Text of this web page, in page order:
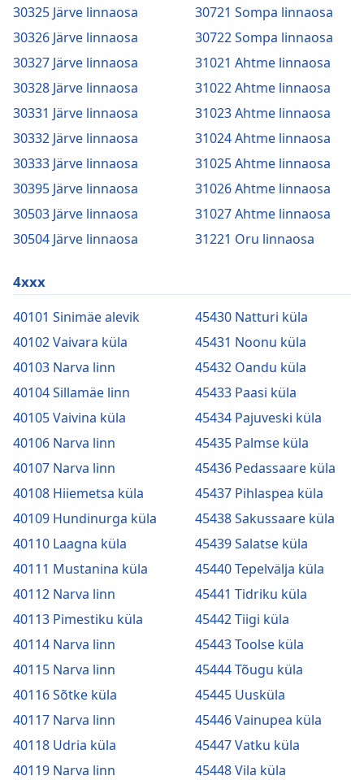
30325 Järve linnaosa
30326 Järve linnaosa
30327 Järve linnaosa
30328 Järve linnaosa
30331 Järve linnaosa
30332 Järve linnaosa
30333 Järve linnaosa
30395 Järve linnaosa
30503 Järve linnaosa
30504 Järve linnaosa
30721 Sompa linnaosa
30722 Sompa linnaosa
31021 Ahtme linnaosa
31022 Ahtme linnaosa
31023 Ahtme linnaosa
31024 Ahtme linnaosa
31025 Ahtme linnaosa
31026 Ahtme linnaosa
31027 Ahtme linnaosa
31221 Oru linnaosa
4xxx
40101 Sinimäe alevik
40102 Vaivara küla
40103 Narva linn
40104 Sillamäe linn
40105 Vaivina küla
40106 Narva linn
40107 Narva linn
40108 Hiiemetsa küla
40109 Hundinurga küla
40110 Laagna küla
40111 Mustanina küla
40112 Narva linn
40113 Pimestiku küla
40114 Narva linn
40115 Narva linn
40116 Sõtke küla
40117 Narva linn
40118 Udria küla
40119 Narva linn
45430 Natturi küla
45431 Noonu küla
45432 Oandu küla
45433 Paasi küla
45434 Pajuveski küla
45435 Palmse küla
45436 Pedassaare küla
45437 Pihlaspea küla
45438 Sakussaare küla
45439 Salatse küla
45440 Tepelvälja küla
45441 Tidriku küla
45442 Tiigi küla
45443 Toolse küla
45444 Tõugu küla
45445 Uusküla
45446 Vainupea küla
45447 Vatku küla
45448 Vila küla